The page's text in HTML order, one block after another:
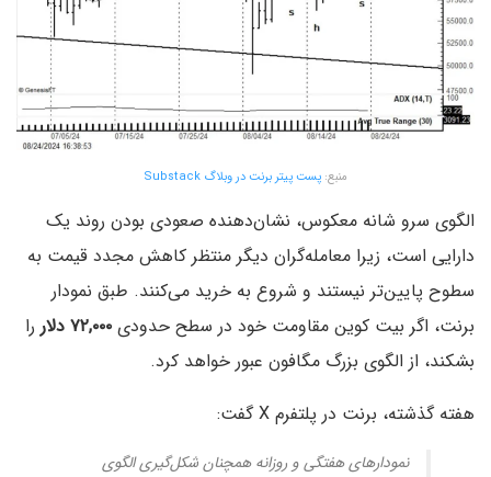
منبع: پست پیتر برنت در وبلاگ Substack
الگوی سرو شانه معکوس، نشان‌دهنده صعودی بودن روند یک
دارایی است، زیرا معامله‌گران دیگر منتظر کاهش مجدد قیمت به
سطوح پایین‌تر نیستند و شروع به خرید می‌کنند. طبق نمودار
برنت، اگر بیت کوین مقاومت خود در سطح حدودی ۷۲,۰۰۰ دلار
را
بشکند، از الگوی بزرگ مگافون عبور خواهد کرد.
هفته گذشته، برنت در پلتفرم X گفت:
نمودارهای هفتگی و روزانه همچنان شکل‌گیری الگوی